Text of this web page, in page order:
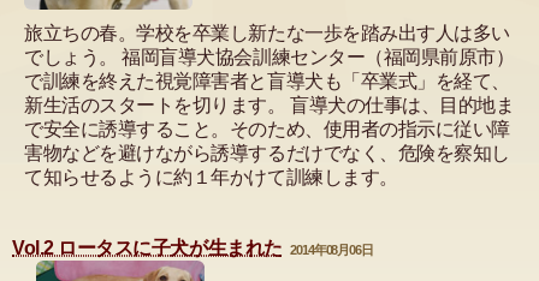
旅立ちの春。学校を卒業し新たな一歩を踏み出す人は多い
でしょう。 福岡盲導犬協会訓練センター（福岡県前原市）
で訓練を終えた視覚障害者と盲導犬も「卒業式」を経て、
新生活のスタートを切ります。 盲導犬の仕事は、目的地ま
で安全に誘導すること。そのため、使用者の指示に従い障
害物などを避けながら誘導するだけでなく、危険を察知し
て知らせるように約１年かけて訓練します。
Vol.2 ロータスに子犬が生まれた 2014年08月06日